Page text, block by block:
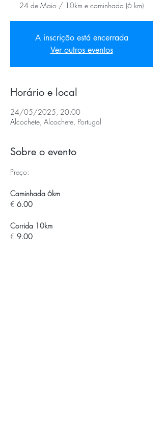
24 de Maio / 10km e caminhada (6 km)
A inscrição está encerrada
Ver outros eventos
Horário e local
24/05/2025, 20:00
Alcochete, Alcochete, Portugal
Sobre o evento
Preço:
Caminhada 6km
€ 6.00
Corrida 10km
€ 9.00